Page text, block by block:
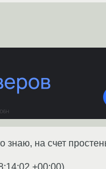
знаю, на счет
+00:00)